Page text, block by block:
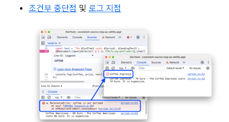
조건부 중단점 및 로그 지점